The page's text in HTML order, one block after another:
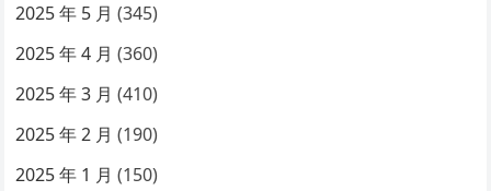
2025 年 5 月 (345)
2025 年 4 月 (360)
2025 年 3 月 (410)
2025 年 2 月 (190)
2025 年 1 月 (150)